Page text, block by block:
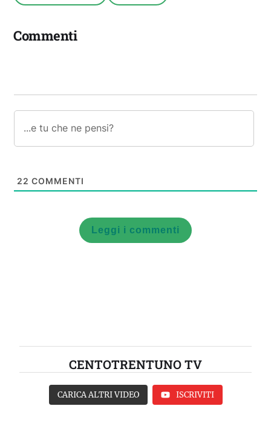
Commenti
22 COMMENTI
Leggi i commenti
CENTOTRENTUNO TV
CARICA ALTRI VIDEO ISCRIVITI